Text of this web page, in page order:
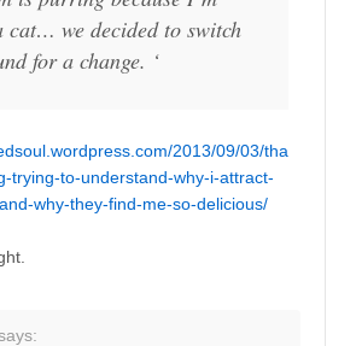
cat… we decided to switch
for a change. ‘
2013/09/03/tha
trying-to-understand-why-i-attract-
why-they-find-me-so-delicious/